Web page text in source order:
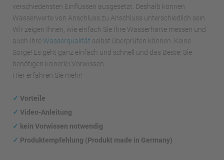
verschiedensten Einflüssen ausgesetzt. Deshalb können
Wasserwerte von Anschluss zu Anschluss unterschiedlich sein.
Wir zeigen Ihnen, wie einfach Sie Ihre Wasserhärte messen und
auch IhreWasserqualität selbst überprüfen können. Keine
Sorge! Es geht ganz einfach und schnell und das Beste: Sie
benötigen keinerlei Vorwissen.
Hier erfahren Sie mehr!
✓ Vorteile
✓ Video-Anleitung
✓ kein Vorwissen notwendig
✓ Produktempfehlung (Produkt made in Germany)